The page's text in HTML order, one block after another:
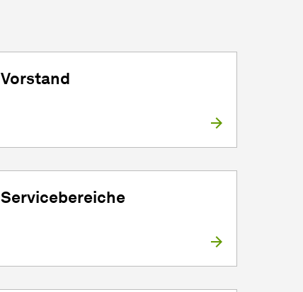
Vorstand
Servicebereiche